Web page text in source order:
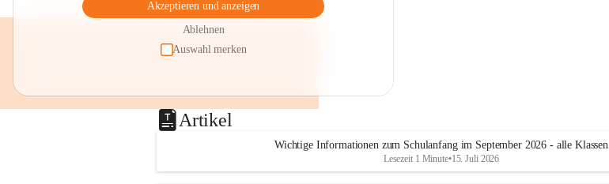
Akzeptieren und anzeigen
Ablehnen
Auswahl merken
Artikel
Wichtige Informationen zum Schulanfang im September 2026 - alle Klassen
Lesezeit 1 Minute•15. Juli 2026